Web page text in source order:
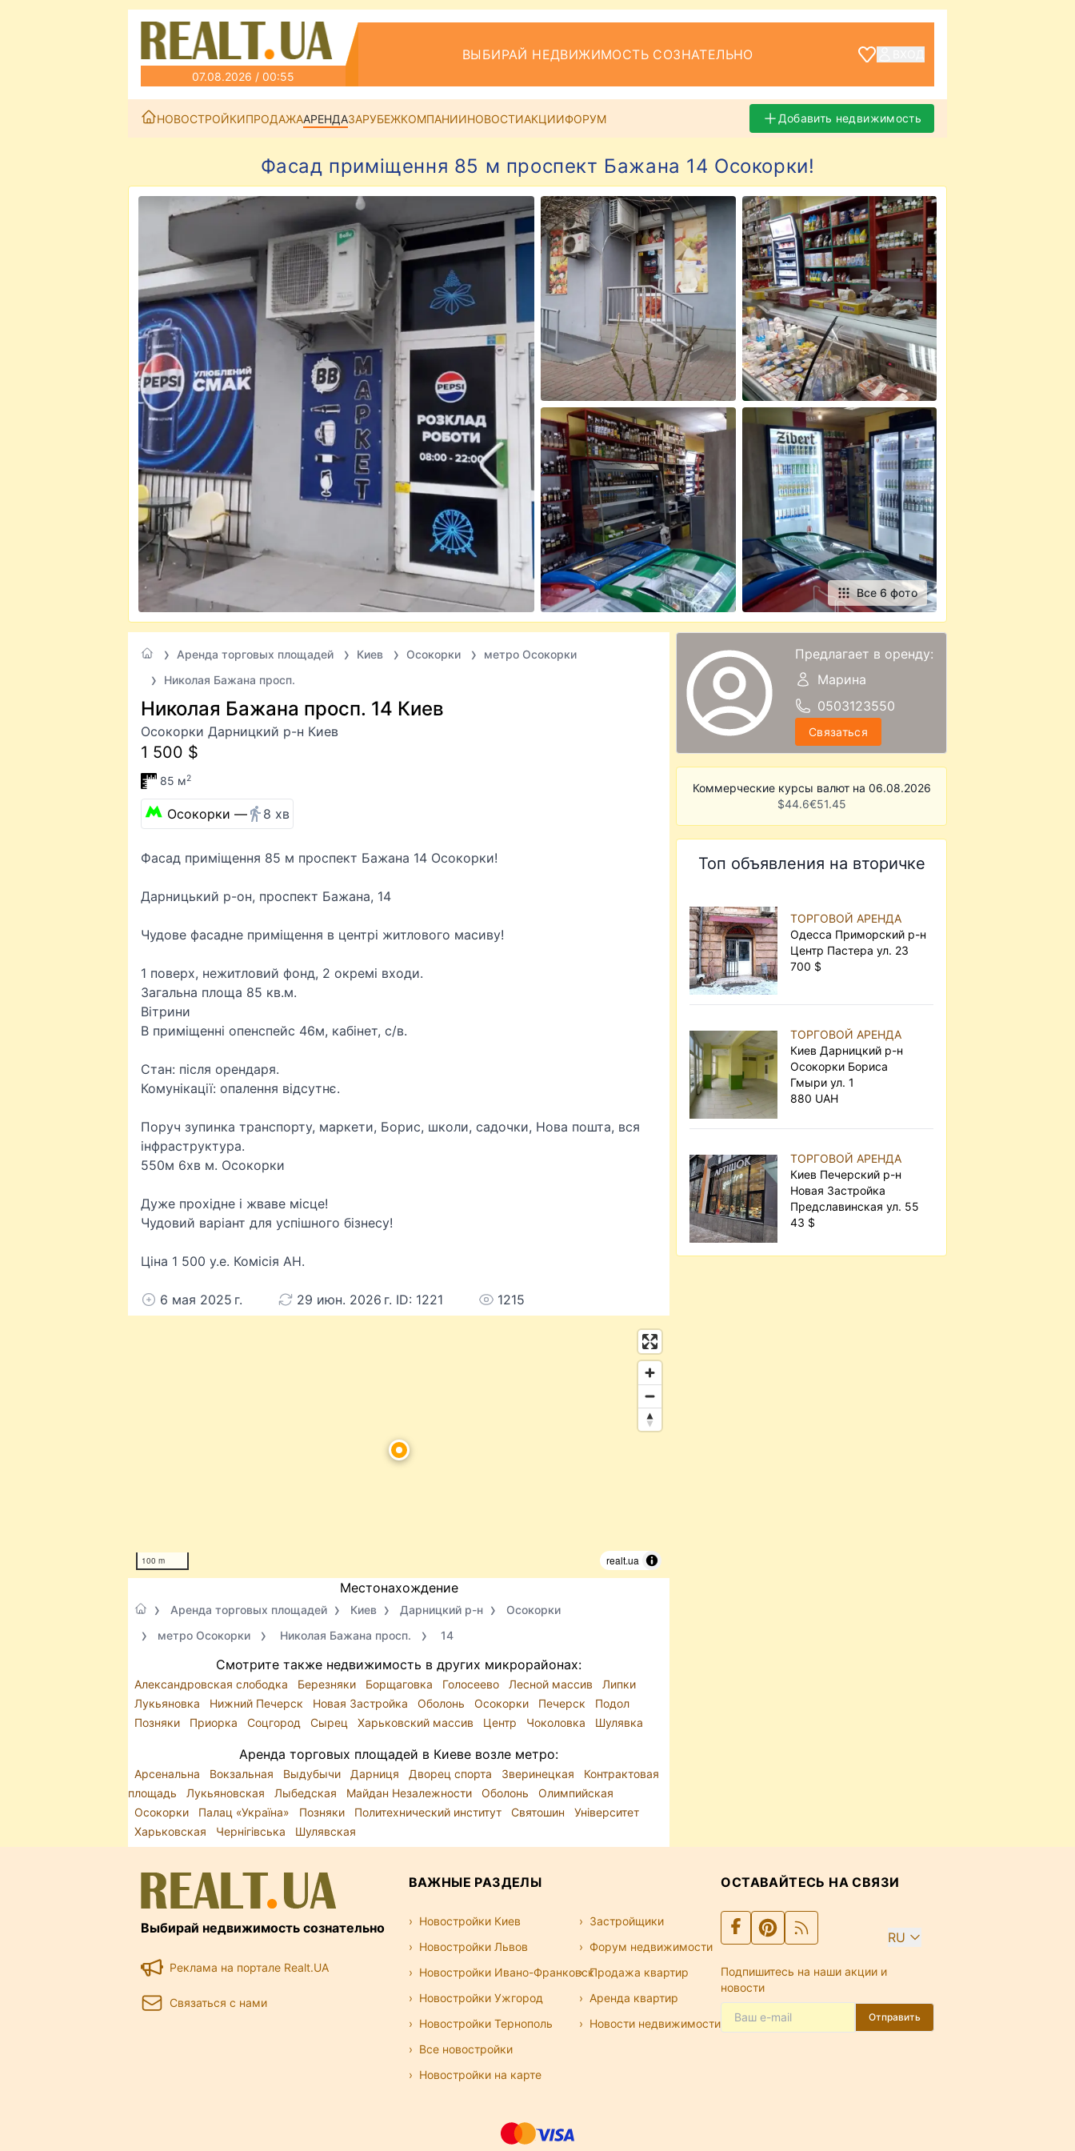
07.08.2026 / 00:55
ВЫБИРАЙ НЕДВИЖИМОСТЬ СОЗНАТЕЛЬНО
НОВОСТРОЙКИПРОДАЖААРЕНДАЗАРУБЕЖКОМПАНИИНОВОСТИАКЦИИФОРУМ Добавить недвижимость
Фасад приміщення 85 м проспект Бажана 14 Осокорки!
Все 6 фото
Аренда торговых площадей Киев Осокорки
метро Осокорки
Николая Бажана просп.
Николая Бажана просп. 14 Киев
Осокорки Дарницкий р-н Киев
1 500 $
85 м2
Осокорки — 8 хв
Фасад приміщення 85 м проспект Бажана 14 Осокорки!
Дарницький р-он, проспект Бажана, 14
Чудове фасадне приміщення в центрі житлового масиву!
1 поверх, нежитловий фонд, 2 окремі входи.
Загальна площа 85 кв.м.
Вітрини
В приміщенні опенспейс 46м, кабінет, с/в.
Стан: після орендаря.
Комунікації: опалення відсутнє.
Поруч зупинка транспорту, маркети, Борис, школи, садочки, Нова пошта, вся
інфраструктура.
550м 6хв м. Осокорки
Дуже прохідне і жваве місце!
Чудовий варіант для успішного бізнесу!
Ціна 1 500 у.е. Комісія АН.
6 мая 2025 г. 29 июн. 2026 г. ID: 1221 1215
100 m realt.ua
Местонахождение
Аренда торговых площадей Киев Дарницкий р-н
Осокорки
метро Осокорки
Николая Бажана просп. 14
Смотрите также недвижимость в других микрорайонах:
Александровская слободка Березняки Борщаговка Голосеево Лесной массив
Липки
Лукьяновка
Нижний Печерск Новая Застройка Оболонь Осокорки Печерск
Подол
Позняки
Приорка Соцгород Сырец Харьковский массив Центр Чоколовка Шулявка
Аренда торговых площадей в Киеве возле метро:
Арсенальна Вокзальная Выдубычи Дарниця Дворец спорта Зверинецкая
Контрактовая
площадь
Лукьяновская Лыбедская Майдан Незалежности Оболонь
Олимпийская
Осокорки
Палац «Україна» Позняки Политехнический институт Святошин
Університет
Харьковская
Чернігівська Шулявская
Предлагает в оренду:
Марина
0503123550
Связаться
Коммерческие курсы валют на 06.08.2026
$44.6€51.45
Топ объявления на вторичке
ТОРГОВОЙ АРЕНДА
Одесса Приморский р-н
Центр Пастера ул. 23
700 $
ТОРГОВОЙ АРЕНДА
Киев Дарницкий р-н
Осокорки Бориса
Гмыри ул. 1
880 UAH
ТОРГОВОЙ АРЕНДА
Киев Печерский р-н
Новая Застройка
Предславинская ул. 55
43 $
Выбирай недвижимость сознательно
Реклама на портале Realt.UA
Связаться с нами
ВАЖНЫЕ РАЗДЕЛЫ
Новостройки Киев
Новостройки Львов
Новостройки Ивано-Франковск
Новостройки Ужгород
Новостройки Тернополь
Все новостройки
Новостройки на карте
Застройщики
Форум недвижимости
Продажа квартир
Аренда квартир
Новости недвижимости
ОСТАВАЙТЕСЬ НА СВЯЗИ
RU
Подпишитесь на наши акции и
новости
Отправить